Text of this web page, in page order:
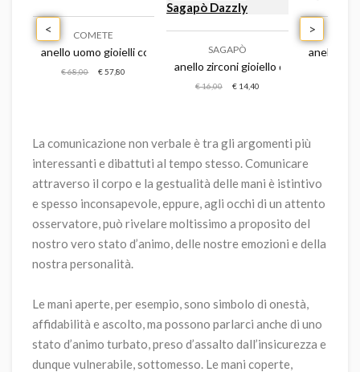
COMETE
anello uomo gioielli comete tennis
€ 68,00 € 57,80
SAGAPÒ
anello zirconi gioiello donna sagapò
€ 16,00 € 14,40
anello
< >
La comunicazione non verbale è tra gli argomenti più
interessanti e dibattuti al tempo stesso. Comunicare
attraverso il corpo e la gestualità delle mani è istintivo
e spesso inconsapevole, eppure, agli occhi di un attento
osservatore, può rivelare moltissimo a proposito del
nostro vero stato d’animo, delle nostre emozioni e della
nostra personalità.
Le mani aperte, per esempio, sono simbolo di onestà,
affidabilità e ascolto, ma possono parlarci anche di uno
stato d’animo turbato, preso d’assalto dall’insicurezza e
dunque vulnerabile, sottomesso. Le mani coperte,